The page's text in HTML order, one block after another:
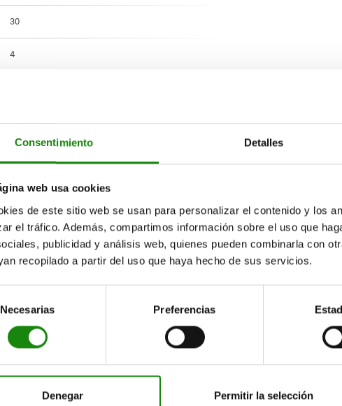
Consentimiento Detalles
web usa cookies
de este sitio web se usan para personalizar el contenido y los
el tráfico. Además, compartimos información sobre el uso que
publicidad y análisis web, quienes pueden combinarla con
recopilado a partir del uso que haya hecho de sus servicios.
Necesarias Preferencias
Denegar Permitir la selección
30
4
4,5
4,2
7 INDICACIÓN